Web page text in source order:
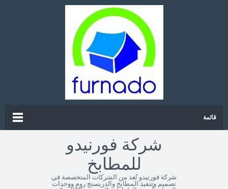
قائمة
شركة فورنيدو
للمطابخ
شركة فورنيدو تُعد من الشركات المتخصصة في
تصميم وتنفيذ المطابخ والدريسنج روم ووحدات